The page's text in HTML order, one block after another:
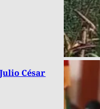
César